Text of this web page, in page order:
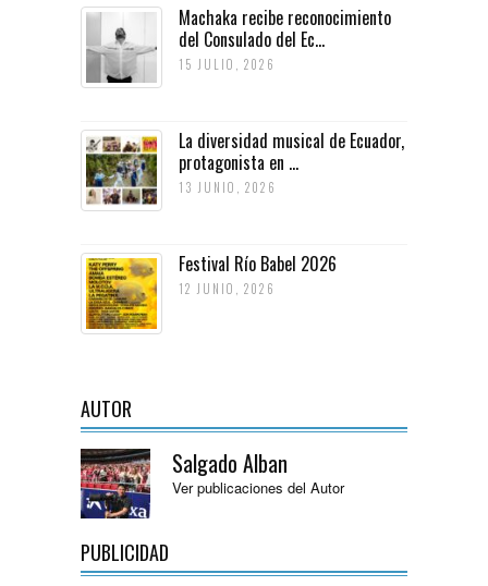
Machaka recibe reconocimiento
del Consulado del Ec...
15 JULIO, 2026
La diversidad musical de Ecuador,
protagonista en ...
13 JUNIO, 2026
Festival Río Babel 2026
12 JUNIO, 2026
AUTOR
Salgado Alban
Ver publicaciones del Autor
PUBLICIDAD